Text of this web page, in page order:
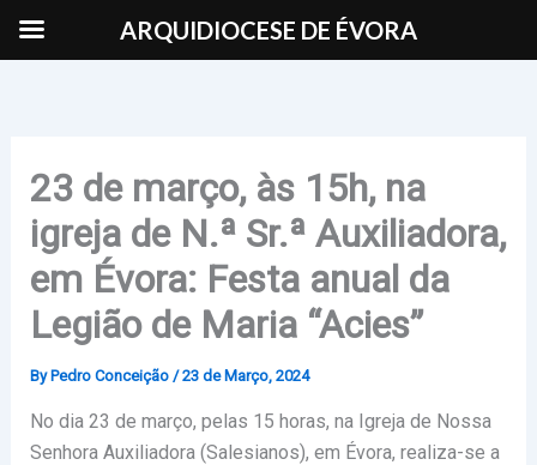
23 de março, às 15h, na
igreja de N.ª Sr.ª Auxiliadora,
em Évora: Festa anual da
Legião de Maria “Acies”
By Pedro Conceição /23 de Março, 2024
No dia 23 de março, pelas 15 horas, na Igreja de Nossa
Senhora Auxiliadora (Salesianos), em Évora, realiza-se a
ARQUIDIOCESE DE ÉVORA